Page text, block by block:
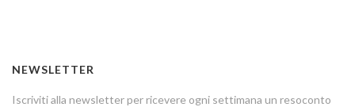
NEWSLETTER
Iscriviti alla newsletter per ricevere ogni settimana un resoconto